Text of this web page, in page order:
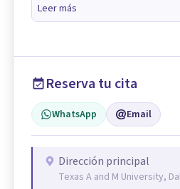
Leer más
Reserva tu cita
WhatsApp Email
Dirección principal
Texas A and M University,